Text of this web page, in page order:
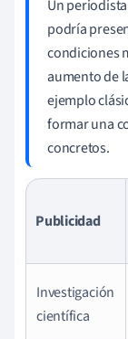
Un
podría
condiciones
aumento de
ejemplo
formar una
concretos.
Publicidad
Investigación
científica